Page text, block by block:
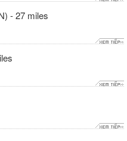
- 27 miles